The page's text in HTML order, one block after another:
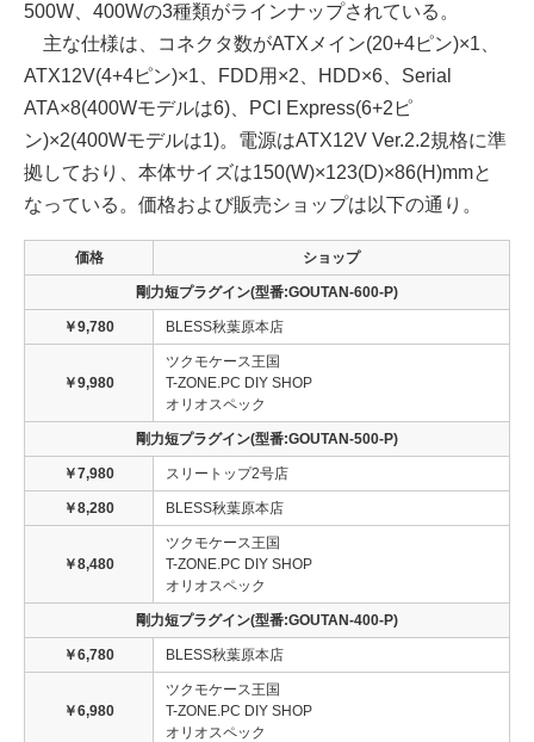
500W、400Wの3種類がラインナップされている。
主な仕様は、コネクタ数がATXメイン(20+4ピン)×1、
ATX12V(4+4ピン)×1、FDD用×2、HDD×6、Serial
ATA×8(400Wモデルは6)、PCI Express(6+2ピ
ン)×2(400Wモデルは1)。電源はATX12V Ver.2.2規格に準
拠しており、本体サイズは150(W)×123(D)×86(H)mmと
なっている。価格および販売ショップは以下の通り。
価格 ショップ
剛力短プラグイン(型番:GOUTAN-600-P)
￥9,780 BLESS秋葉原本店
￥9,980
ツクモケース王国
T-ZONE.PC DIY SHOP
オリオスペック
剛力短プラグイン(型番:GOUTAN-500-P)
￥7,980 スリートップ2号店
￥8,280 BLESS秋葉原本店
￥8,480
ツクモケース王国
T-ZONE.PC DIY SHOP
オリオスペック
剛力短プラグイン(型番:GOUTAN-400-P)
￥6,780 BLESS秋葉原本店
￥6,980
ツクモケース王国
T-ZONE.PC DIY SHOP
オリオスペック